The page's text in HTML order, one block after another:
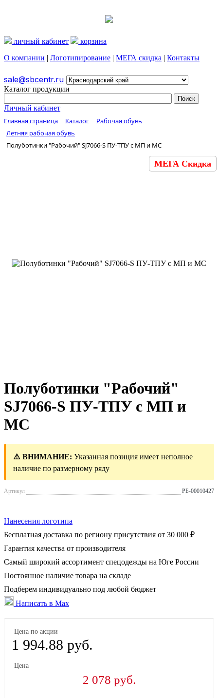
личный кабинет
корзина
О компании | Логотипирование | МЕГА скидка | Контакты
sale@sbcentr.ru
Каталог продукции
Личный кабинет
Главная страница Каталог
Рабочая обувь
Летняя рабочая обувь
Полуботинки "Рабочий" SJ7066-S ПУ-ТПУ с МП и МС
МЕГА Скидка
Полуботинки "Рабочий"
SJ7066-S ПУ-ТПУ с МП и
МС
⚠️ ВНИМАНИЕ: Указанная позиция имеет неполное
наличие по размерному ряду
Артикул РБ-00010427
Нанесения логотипа
Бесплатная доставка по региону присутствия от 30 000 ₽
Гарантия качества от производителя
Самый широкий ассортимент спецодежды на Юге России
Постоянное наличие товара на складе
Подберем индивидуально под любой бюджет
Написать в Max
Цена по акции
1 994.88 руб.
Цена
2 078 руб.